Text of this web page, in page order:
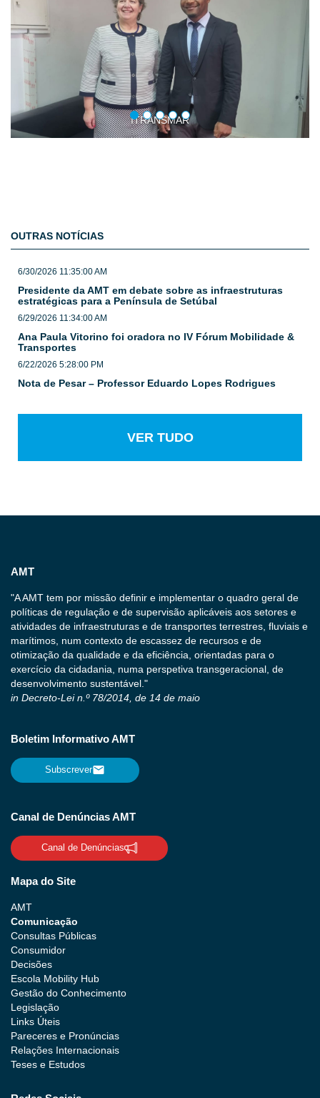
ITRANSMAR
OUTRAS NOTÍCIAS
6/30/2026 11:35:00 AM
Presidente da AMT em debate sobre as infraestruturas
estratégicas para a Península de Setúbal
6/29/2026 11:34:00 AM
Ana Paula Vitorino foi oradora no IV Fórum Mobilidade &
Transportes
6/22/2026 5:28:00 PM
Nota de Pesar – Professor Eduardo Lopes Rodrigues
VER TUDO
AMT
"A AMT tem por missão definir e implementar o quadro geral de
políticas de regulação e de supervisão aplicáveis aos setores e
atividades de infraestruturas e de transportes terrestres, fluviais e
marítimos, num contexto de escassez de recursos e de
otimização da qualidade e da eficiência, orientadas para o
exercício da cidadania, numa perspetiva transgeracional, de
desenvolvimento sustentável."
in Decreto-Lei n.º 78/2014, de 14 de maio
Boletim Informativo AMT
Subscrever
Canal de Denúncias AMT
Canal de Denúncias
Mapa do Site
AMT
Comunicação
Consultas Públicas
Consumidor
Decisões
Escola Mobility Hub
Gestão do Conhecimento
Legislação
Links Úteis
Pareceres e Pronúncias
Relações Internacionais
Teses e Estudos